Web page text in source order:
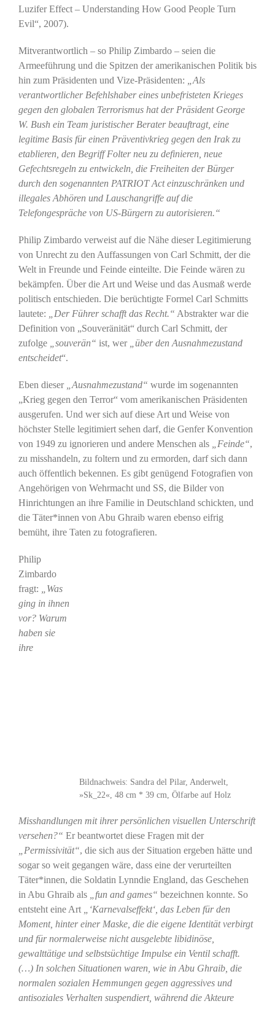
Luzifer Effect – Understanding How Good People Turn
Evil“, 2007).
Mitverantwortlich – so Philip Zimbardo – seien die
Armeeführung und die Spitzen der amerikanischen Politik bis
hin zum Präsidenten und Vize-Präsidenten:
„Als
verantwortlicher Befehlshaber eines unbefristeten Krieges
gegen den globalen Terrorismus hat der Präsident George
W. Bush ein Team juristischer Berater beauftragt, eine
legitime Basis für einen Präventivkrieg gegen den Irak zu
etablieren, den Begriff Folter neu zu definieren, neue
Gefechtsregeln zu entwickeln, die Freiheiten der Bürger
durch den sogenannten PATRIOT Act einzuschränken und
illegales Abhören und Lauschangriffe auf die
Telefongespräche von US-Bürgern zu autorisieren.“
Philip Zimbardo verweist auf die Nähe dieser Legitimierung
von Unrecht zu den Auffassungen von Carl Schmitt, der die
Welt in Freunde und Feinde einteilte. Die Feinde wären zu
bekämpfen. Über die Art und Weise und das Ausmaß werde
politisch entschieden. Die berüchtigte Formel Carl Schmitts
lautete:
„Der Führer schafft das Recht.“ Abstrakter war die
Definition von „Souveränität“ durch Carl Schmitt, der
zufolge
„souverän“ ist, wer
„über den Ausnahmezustand
entscheidet“.
Eben dieser „Ausnahmezustand“ wurde im sogenannten
„Krieg gegen den Terror“ vom amerikanischen Präsidenten
ausgerufen. Und wer sich auf diese Art und Weise von
höchster Stelle legitimiert sehen darf, die Genfer Konvention
von 1949 zu ignorieren und andere Menschen als
„Feinde“,
zu misshandeln, zu foltern und zu ermorden, darf sich dann
auch öffentlich bekennen. Es gibt genügend Fotografien von
Angehörigen von Wehrmacht und SS, die Bilder von
Hinrichtungen an ihre Familie in Deutschland schickten, und
die Täter*innen von Abu Ghraib waren ebenso eifrig
bemüht, ihre Taten zu fotografieren.
Bildnachweis: Sandra del Pilar, Anderwelt,
»Sk_22«, 48 cm * 39 cm, Ölfarbe auf Holz
Philip
Zimbardo
fragt:
„Was
ging in ihnen
vor? Warum
haben sie
ihre
Misshandlungen mit ihrer persönlichen visuellen Unterschrift
versehen?“ Er beantwortet diese Fragen mit der
„Permissivität“, die sich aus der Situation ergeben hätte und
sogar so weit gegangen wäre, dass eine der verurteilten
Täter*innen, die Soldatin Lynndie England, das Geschehen
in Abu Ghraib als
„fun and games“ bezeichnen konnte. So
entsteht eine Art
„‘Karnevalseffekt‘, das Leben für den
Moment, hinter einer Maske, die die eigene Identität verbirgt
und für normalerweise nicht ausgelebte libidinöse,
gewalttätige und selbstsüchtige Impulse ein Ventil schafft.
(…) In solchen Situationen waren, wie in Abu Ghraib, die
normalen sozialen Hemmungen gegen aggressives und
antisoziales Verhalten suspendiert, während die Akteure